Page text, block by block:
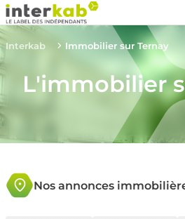
Interkab Immobilier sur Ternay
L'immobilier
Nos annonces